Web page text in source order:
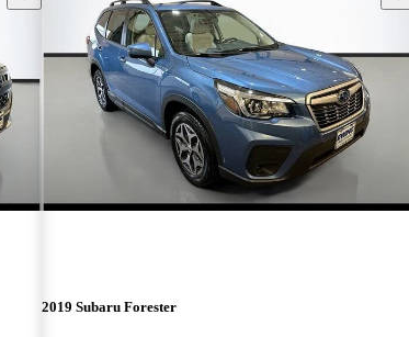
2019 Subaru Forester